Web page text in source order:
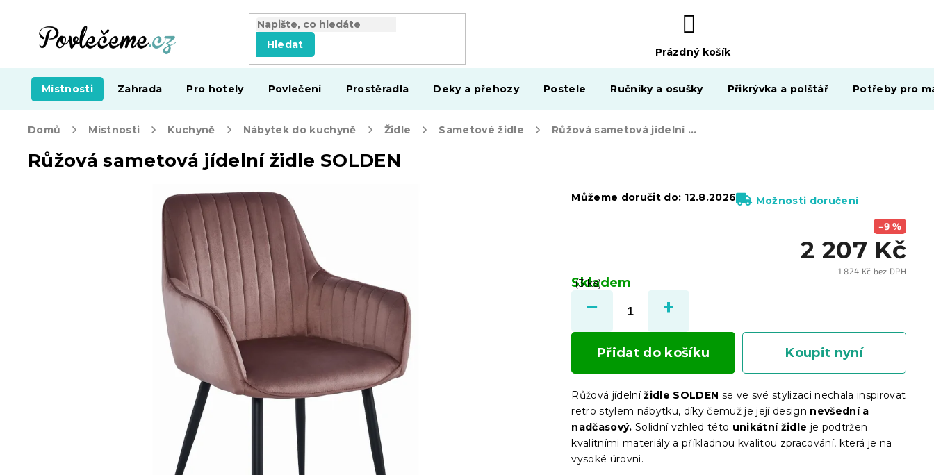
Hledat
NÁKUPNÍ
KOŠÍK
Prázdný košík
Místnosti Zahrada Pro hotely Povlečení Prostěradla Deky a přehozy Postele Ručníky a osušky Přikrývka a polštář Potřeby pro
Domů Místnosti Kuchyně Nábytek do kuchyně Židle Sametové židle Růžová sametová jídelní židle SOLDEN
Růžová sametová jídelní židle SOLDEN
–9 %
2 207 Kč
1 824 Kč bez DPH
Skladem
(3 ks)
Můžeme doručit do: 12.8.2026 Možnosti doručení
Přidat do košíku Koupit nyní
Růžová jídelnížidle SOLDEN se ve své stylizaci nechala inspirovat
retro stylem nábytku, díky čemuž je její design nevšední a
nadčasový. Solidní vzhled této unikátní židle je podtržen
kvalitními materiály a příkladnou kvalitou zpracování, která je na
vysoké úrovni.